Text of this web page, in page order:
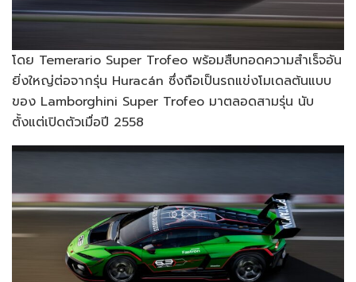
โดย Temerario Super Trofeo พร้อมสืบทอดความสำเร็จอัน
ยิ่งใหญ่ต่อจากรุ่น Huracán ซึ่งถือเป็นรถแข่งโมเดลต้นแบบ
ของ Lamborghini Super Trofeo มาตลอดสามรุ่น นับ
ตั้งแต่เปิดตัวเมื่อปี 2558